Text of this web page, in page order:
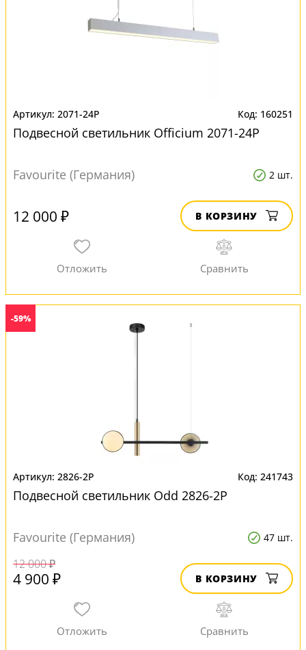
2071-24P 160251
Подвесной светильник Officium 2071-24P
Favourite (Германия) 2 шт.
12 000 ₽ В КОРЗИНУ
-59%
2826-2P 241743
Подвесной светильник Odd 2826-2P
Favourite (Германия) 47 шт.
12 000 ₽
4 900 ₽ В КОРЗИНУ